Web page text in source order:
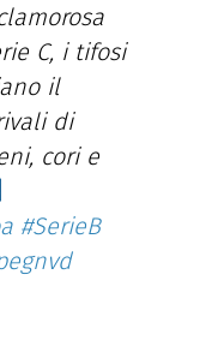
C, i tifosi
il
di
cori e
#SerieB